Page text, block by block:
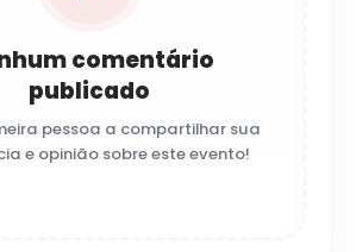
comentário
publicado
pessoa a compartilhar sua
e opinião sobre este evento!